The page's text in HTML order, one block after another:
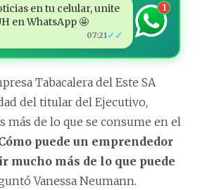
en tu celular, unite
en WhatsApp 🤩
07:21 ✓✓
1
Tabacalera del Este SA
del titular del Ejecutivo,
más de lo que se consume en el
puede un emprendedor
mucho más de lo que puede
Vanessa Neumann.